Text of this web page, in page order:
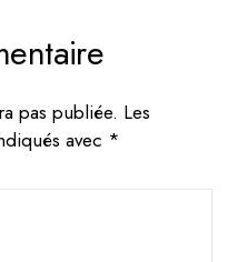
pas publiée. Les
avec *